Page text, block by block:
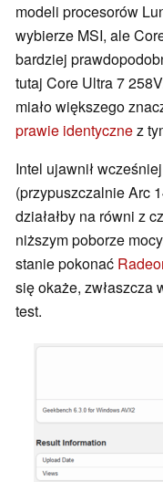
modeli procesorów
wybierze MSI, ale
bardziej
tutaj Core Ultra 7
miało większego
prawie identycznez
Intel ujawnił
(przypuszczalnie Arc
działałby na równi z
niższym poborze
stanie pokonać
się okaże, zwłaszcza
test.